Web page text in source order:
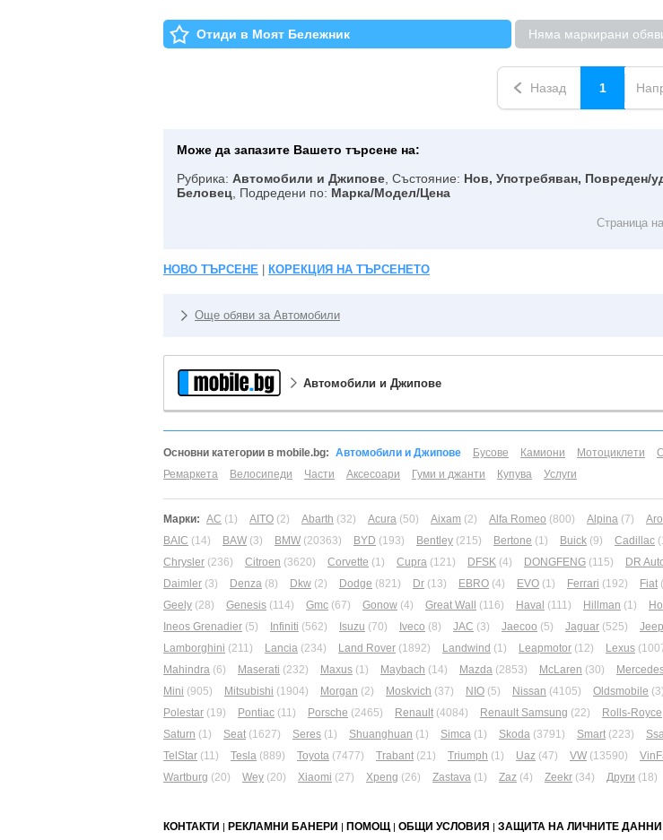
Отиди в Моят Бележник Няма маркирани
Назад 1
Може да запазите Вашето търсене на:
Рубрика: Автомобили и Джипове, Състояние: Нов, Употребяван, Повреден/
Беловец, Подредени по: Марка/Модел/Цена
Страница
НОВО ТЪРСЕНЕ КОРЕКЦИЯ НА ТЪРСЕНЕТО
Още обяви за Автомобили
Автомобили и Джипове
Основни категории в mobile.bg: Автомобили и Джипове Бусове Камиони Мотоциклети
Ремаркета
Велосипеди Части Аксесоари Гуми и джанти Купува Услуги
Марки: AC (1) AITO (2) Abarth (32) Acura (50) Aixam (2) Alfa Romeo (800) Alpina (7) Aro
BAIC (14) BAW (3) BMW (20363) BYD (193) Bentley (215) Bertone (1) Buick (9) Cadillac
Chrysler (236) Citroen (3620) Corvette (1) Cupra (121) DFSK (4) DONGFENG (115) DR
Daimler (3) Denza (8) Dkw (2) Dodge (821) Dr (13) EBRO (4) EVO (1) Ferrari (192) Fiat
Geely (28) Genesis (114) Gmc (67) Gonow (4) Great Wall (116) Haval (111) Hillman (1)
Ineos Grenadier (5) Infiniti (562) Isuzu (70) Iveco (8) JAC (3) Jaecoo (5) Jaguar (525) Jeep
Lamborghini (211) Lancia (234) Land Rover (1892) Landwind (1) Leapmotor (12) Lexus
Mahindra (6) Maserati (232) Maxus (1) Maybach (14) Mazda (2853) McLaren (30)
Mini (905) Mitsubishi (1904) Morgan (2) Moskvich (37) NIO (5) Nissan (4105) Oldsmobile (3)
Polestar (19) Pontiac (11) Porsche (2465) Renault (4084) Renault Samsung (22) Rolls-Royce
Saturn (1) Seat (1627) Seres (1) Shuanghuan (1) Simca (1) Skoda (3791) Smart (223)
TelStar (11) Tesla (889) Toyota (7477) Trabant (21) Triumph (1) Uaz (47) VW (13590)
Wartburg (20) Wey (20) Xiaomi (27) Xpeng (26) Zastava (1) Zaz (4) Zeekr (34) Други (18)
КОНТАКТИ
РЕКЛАМНИ БАНЕРИ ПОМОЩ ОБЩИ УСЛОВИЯ ЗАЩИТА НА ЛИЧНИТЕ ДАННИ